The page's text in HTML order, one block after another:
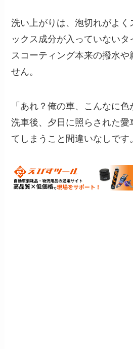
洗い上がりは、泡切れがよく
ックス成分が入っていないタ
スコーティング本来の撥水や
せん。
「あれ？俺の車、こんなに色
洗車後、夕日に照らされた愛
てしまうこと間違いなしです